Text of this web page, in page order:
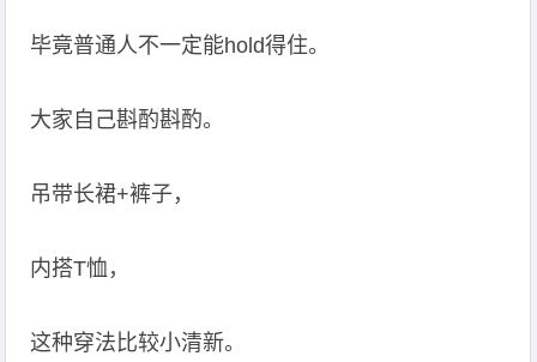
毕竟普通人不一定能hold得住。
大家自己斟酌斟酌。
吊带长裙+裤子，
内搭T恤，
这种穿法比较小清新。